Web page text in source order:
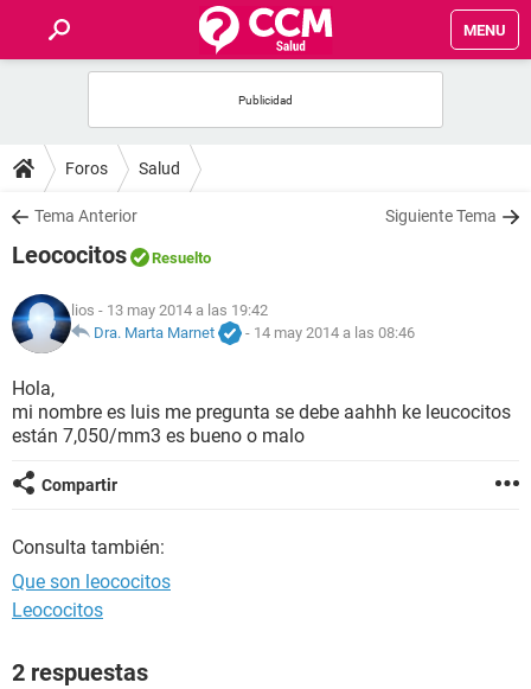
MENU
FOROS
SALUD
NUTRICIÓN
BIENESTAR
Foros Salud
Tema Anterior Siguiente Tema
Leococitos Resuelto
lios - 13 may 2014 a las 19:42
Dra. Marta Marnet
- 14 may 2014 a las 08:46
Hola,
mi nombre es luis me pregunta se debe aahhh ke leucocitos
están 7,050/mm3 es bueno o malo
Compartir
Consulta también:
Que son leococitos
Leococitos
2 respuestas